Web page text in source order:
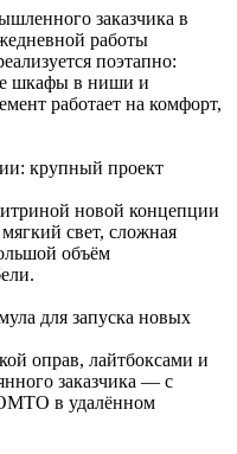
заказчика в
работы
поэтапно:
шкафы в ниши и
работает на комфорт,
крупный проект
новой концепции
свет, сложная
объём
для запуска новых
оправ, лайтбоксами и
заказчика — с
в удалённом